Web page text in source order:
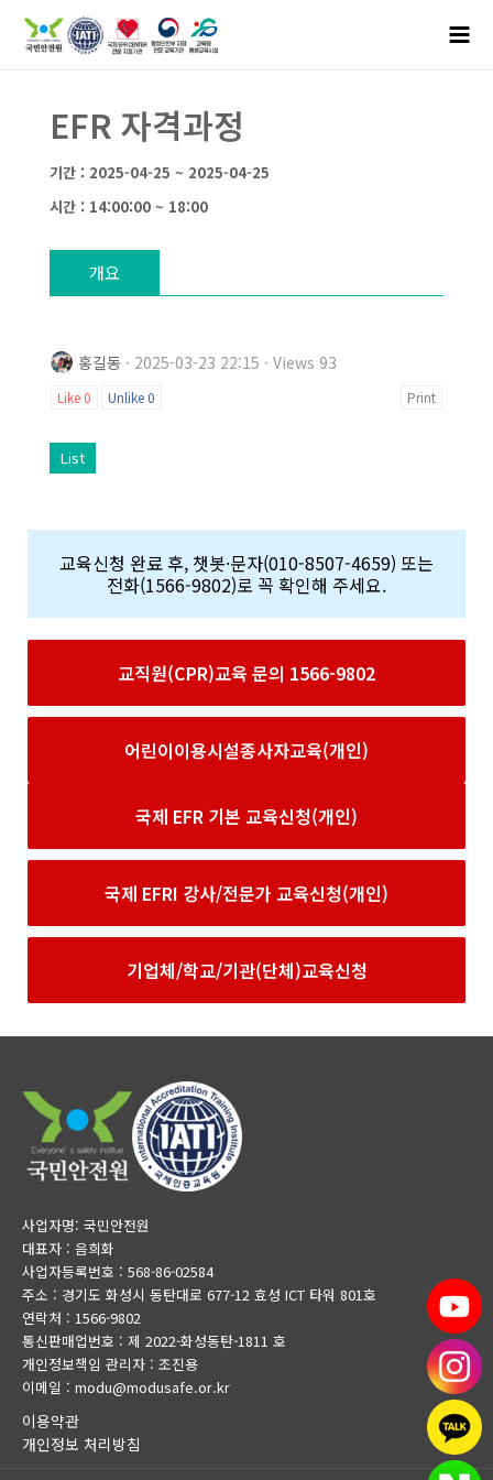
EFR 자격과정
기간 : 2025-04-25 ~ 2025-04-25
시간 : 14:00:00 ~ 18:00
개요
홍길동 · 2025-03-23 22:15 · Views 93
Like 0 Unlike0 Print
List
교육신청 완료 후, 챗봇·문자(010-8507-4659) 또는
전화(1566-9802)로 꼭 확인해 주세요.
교직원(CPR)교육 문의 1566-9802
어린이이용시설종사자교육(개인)
국제 EFR 기본 교육신청(개인)
국제 EFRI 강사/전문가 교육신청(개인)
기업체/학교/기관(단체)교육신청
사업자명: 국민안전원
대표자 : 음희화
사업자등록번호 : 568-86-02584
주소 : 경기도 화성시 동탄대로 677-12 효성 ICT 타워 801호
연락처 : 1566-9802
통신판매업번호 : 제 2022-화성동탄-1811 호
개인정보책임 관리자 : 조진용
이메일 : modu@modusafe.or.kr
이용약관
개인정보 처리방침